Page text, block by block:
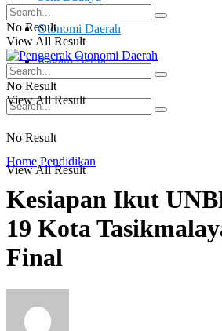
Otonomi Daerah
Ragam Berita
No Result
View All Result
No Result
View All Result
No Result
View All Result
Home Pendidikan
Kesiapan Ikut
19 Kota
Final